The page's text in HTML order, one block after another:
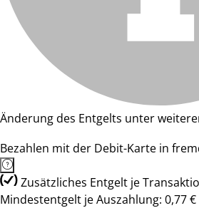
Änderung des Entgelts unter
Bezahlen mit der Debit-Karte in
Zusätzliches Entgelt je
Mindestentgelt je Auszahlung: 0,77 €